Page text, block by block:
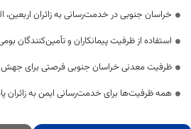
خراسان جنوبی در خدمت‌رسانی به زائران
استفاده از ظرفیت پیمانکاران و تأمین‌کنندگان
ظرفیت معدنی خراسان جنوبی فرصتی برای جهش
همه ظرفیت‌ها برای خدمت‌رسانی ایمن به زائران